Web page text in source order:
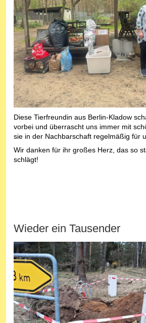
Diese Tierfreundin aus Berlin-Kladow
vorbei und überrascht uns immer mit
sie in der Nachbarschaft regelmäßig für
Wir danken für ihr großes Herz, das so
schlägt!
Wieder ein Tausender